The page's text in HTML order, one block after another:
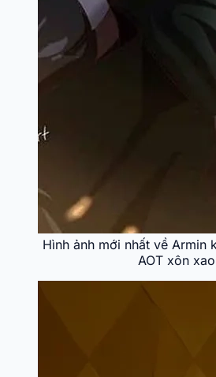
Hình ảnh mới nhất về Armin
AOT xôn xao